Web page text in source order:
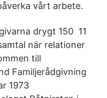
vårt arbete.
drygt 150 11
när relationer
till
Familjerådgivning
1973